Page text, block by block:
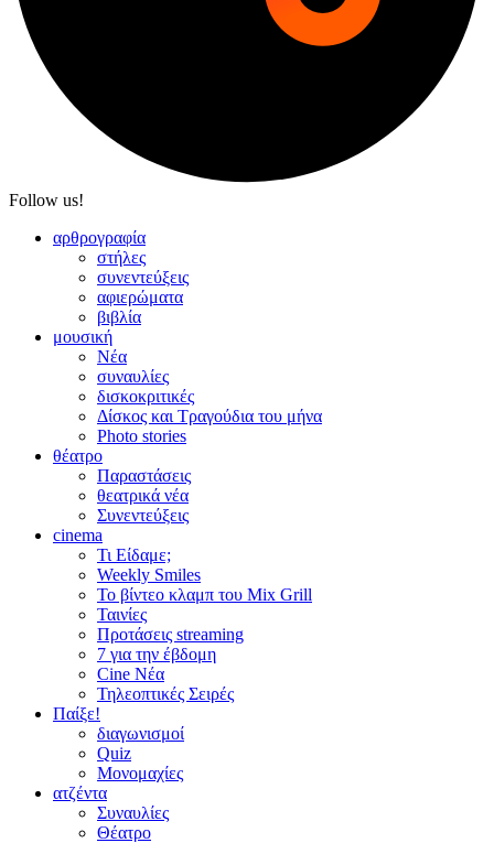
Follow us!
αρθρογραφία
στήλες
συνεντεύξεις
αφιερώματα
βιβλία
μουσική
Νέα
συναυλίες
δισκοκριτικές
Δίσκος και Τραγούδια του μήνα
Photo stories
θέατρο
Παραστάσεις
θεατρικά νέα
Συνεντεύξεις
cinema
Τι Είδαμε;
Weekly Smiles
Το βίντεο κλαμπ του Mix Grill
Ταινίες
Προτάσεις streaming
7 για την έβδομη
Cine Νέα
Τηλεοπτικές Σειρές
Παίξε!
διαγωνισμοί
Quiz
Μονομαχίες
ατζέντα
Συναυλίες
Θέατρο